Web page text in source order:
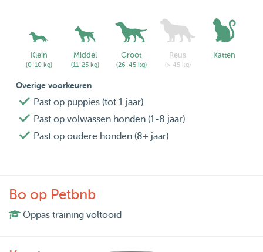
Klein
(0-10 kg)
Middel
(11-25 kg)
Groot
(26-45 kg)
Reus
(> 45 kg)
Katten
Overige voorkeuren
Past op puppies (tot 1 jaar)
Past op volwassen honden (1-8 jaar)
Past op oudere honden (8+ jaar)
Bo op Petbnb
Oppas training voltooid